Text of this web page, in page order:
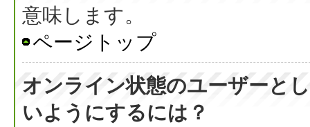
意味します。
ページトップ
オンライン状態のユーザーと
いようにするには？